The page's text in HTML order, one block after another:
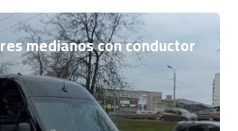
medianos con conductor